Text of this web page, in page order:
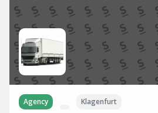
Agency Klagenfurt